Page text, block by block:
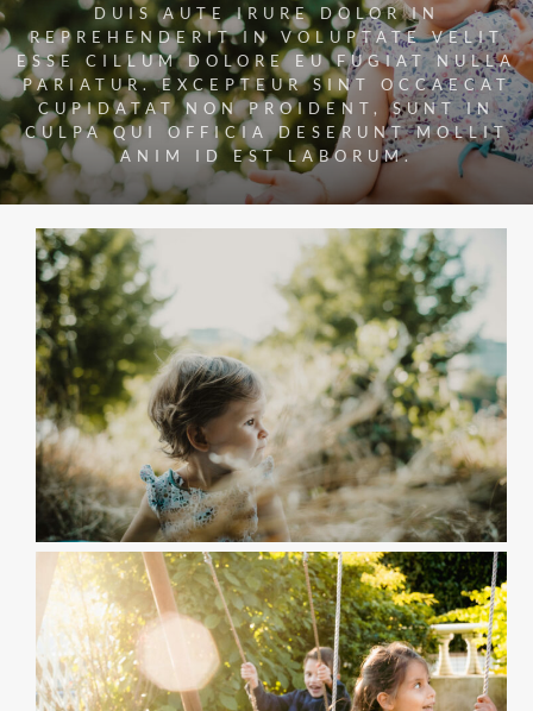
DUIS AUTE IRURE DOLOR IN
REPREHENDERIT IN VOLUPTATE VELIT
ESSE CILLUM DOLORE EU FUGIAT NULLA
PARIATUR. EXCEPTEUR SINT OCCAECAT
CUPIDATAT NON PROIDENT, SUNT IN
CULPA QUI OFFICIA DESERUNT MOLLIT
ANIM ID EST LABORUM.